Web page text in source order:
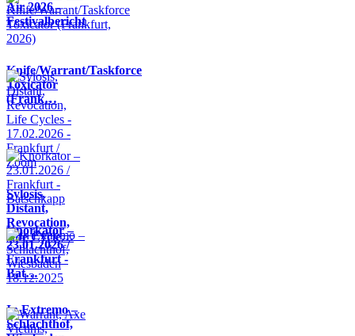
Air 2026 -
Festivalbericht
Knife/Warrant/Taskforce
Toxicator
(Frank…
Sylosis,
Distant,
Revocation,
Life Cycle…
Knorkator –
23.01.2026 /
Frankfurt -
Bat…
In Extremo –
Schlachthof,